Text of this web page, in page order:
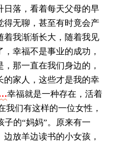
日落，看着每天父母的早
得无聊，甚至有时竟会产
着我渐渐长大，随着我见
幸福不是事业的成功，
那一直在我们身边的，
的家人，这些才是我的幸
幸福就是一种存在，活着
我们有这样的一位女性，
子的“妈妈”。原来有一
放羊边读书的小女孩，